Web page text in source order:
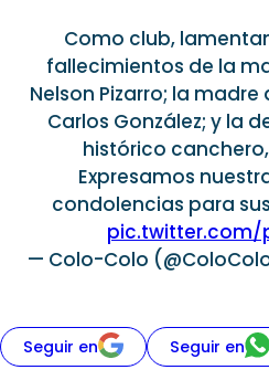
Como club,
fallecimientos de la
Nelson Pizarro; la
Carlos González; y la
histórico
Expresamos
condolencias para
pic.twitter.com/
— Colo-Colo
Seguir en Seguir en